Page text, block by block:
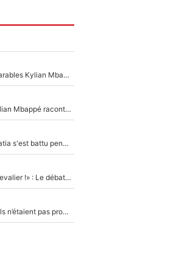
Loin du Real Madrid et du PSG, les inséparables Kylian Mbappé et Achraf Hakimi changent d'équipe le temps d'une journée !
«Je ne sais pas pourquoi j’ai dit ça...» : Kylian Mbappé raconte sa première rencontre avec Zinédine Zidane (et c’est très drôle)
Départ de Roberto De Zerbi - Medhi Benatia s'est battu pendant six mois pour le retenir à l'OM, le PSG a été le naufrage de trop : «Je pars avec toi»
«Admets que tu t'es trompé sur Lucas Chevalier !» : Le débat sur le gardien du PSG vire au clash à l'After Foot
Zinédine Zidane et Didier Deschamps : «Ils n’étaient pas proches», les confidences d’un membre de l’équipe de France 1998 sur leur relation spéciale